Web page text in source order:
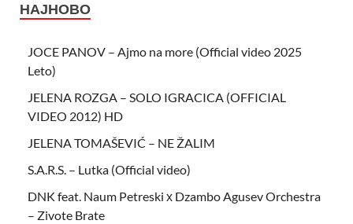
НАЈНОВО
JOCE PANOV – Ajmo na more (Official video 2025
Leto)
JELENA ROZGA – SOLO IGRACICA (OFFICIAL
VIDEO 2012) HD
JELENA TOMAŠEVIĆ – NE ŽALIM
S.A.R.S. – Lutka (Official video)
DNK feat. Naum Petreski х Dzambo Agusev Orchestra
– Zivote Brate